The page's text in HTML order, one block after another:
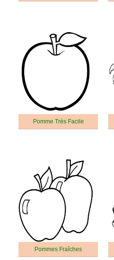
Pomme Très Facile
Pommes Fraîches